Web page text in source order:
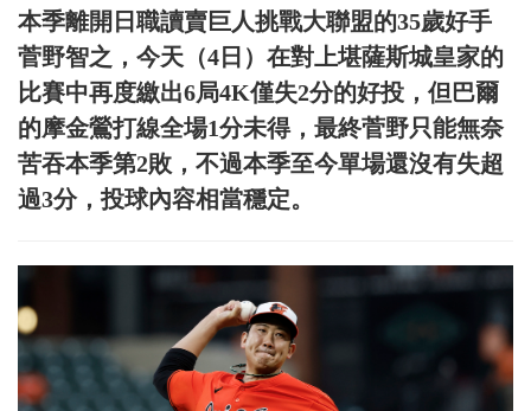
本季離開日職讀賣巨人挑戰大聯盟的35歲好手
菅野智之，今天（4日）在對上堪薩斯城皇家的
比賽中再度繳出6局4K僅失2分的好投，但巴爾
的摩金鶯打線全場1分未得，最終菅野只能無奈
苦吞本季第2敗，不過本季至今單場還沒有失超
過3分，投球內容相當穩定。